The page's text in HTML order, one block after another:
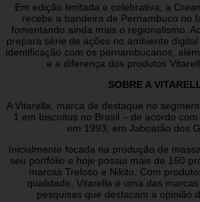
Em edição limitada e celebrativa, a
recebe a bandeira de Pernambuco no
fomentando ainda mais o regionalismo.
prepara série de ações no ambiente
identificação com os pernambucanos,
e a diferença dos produtos
SOBRE A
A Vitarella, marca de destaque no
1 em biscoitos no Brasil – de acordo
em 1993, em Jaboatão dos
Inicialmente focada na produção de
seu portfólio e hoje possui mais de 150
marcas Treloso e Nikito. Com
qualidade, Vitarella é uma das
pesquisas que destacam a opinião